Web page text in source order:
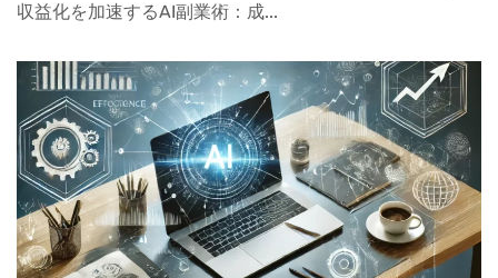
収益化を加速するAI副業術：成...